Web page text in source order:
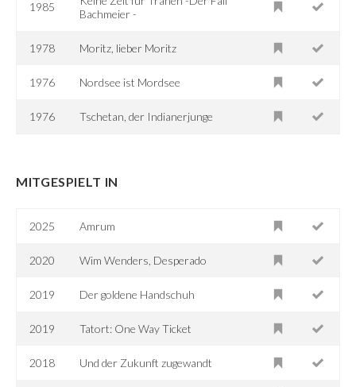
1985
Bachmeier -
1978 Moritz, lieber Moritz
1976 Nordsee ist Mordsee
1976 Tschetan, der Indianerjunge
MITGESPIELT IN
2025 Amrum
2020 Wim Wenders, Desperado
2019 Der goldene Handschuh
2019 Tatort: One Way Ticket
2018 Und der Zukunft zugewandt